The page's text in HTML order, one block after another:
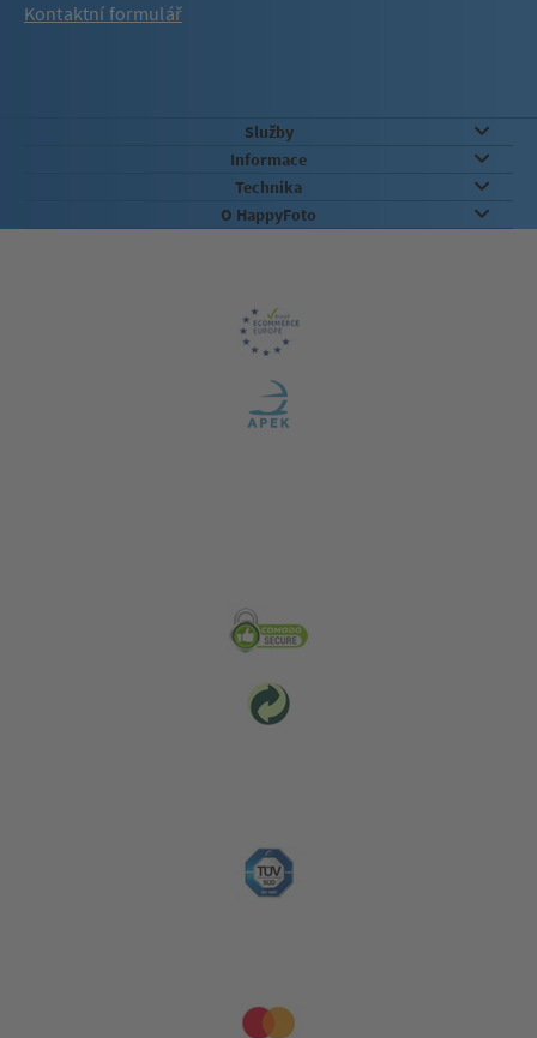
Kontaktní formulář
Služby
Informace
Technika
O HappyFoto